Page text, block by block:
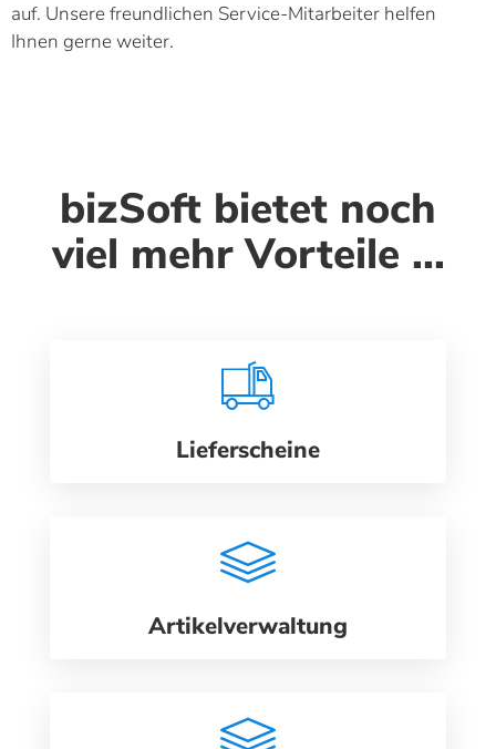
auf. Unsere freundlichen Service-Mitarbeiter helfen
Ihnen gerne weiter.
bizSoft bietet noch
viel mehr Vorteile ...
Lieferscheine
Artikelverwaltung